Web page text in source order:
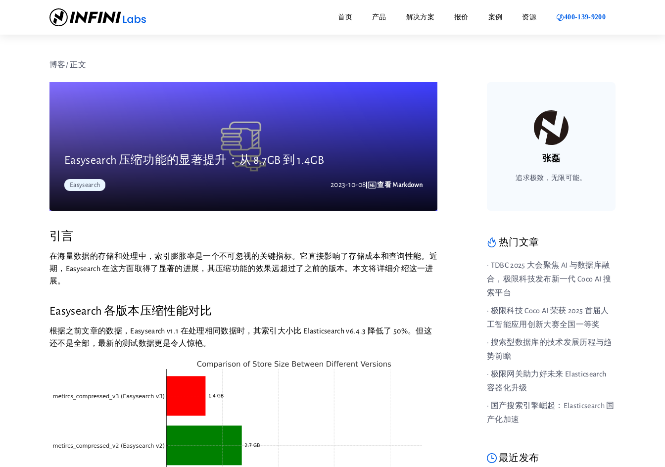
首页 产品 解决方案 报价 案例 资源 400-139-9200
博客/ 正文
Easysearch 压缩功能的显著提升：从 8.7GB 到 1.4GB
Easysearch 2023-10-08 查看 Markdown
引言
在海量数据的存储和处理中，索引膨胀率是一个不可忽视的关键指标。它直接影响了存储成本和查询性能。近
期，Easysearch 在这方面取得了显著的进展，其压缩功能的效果远超过了之前的版本。本文将详细介绍这一进
展。
Easysearch 各版本压缩性能对比
根据之前文章的数据，Easysearch v1.1 在处理相同数据时，其索引大小比 Elasticsearch v6.4.3 降低了 50%。但这
还不是全部，最新的测试数据更是令人惊艳。
张磊
追求极致，无限可能。
热门文章
· TDBC 2025 大会聚焦 AI 与数据库融
合，极限科技发布新一代 Coco AI 搜
索平台
· 极限科技 Coco AI 荣获 2025 首届人
工智能应用创新大赛全国一等奖
· 搜索型数据库的技术发展历程与趋
势前瞻
· 极限网关助力好未来 Elasticsearch
容器化升级
· 国产搜索引擎崛起：Elasticsearch 国
产化加速
最近发布